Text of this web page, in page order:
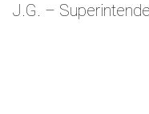
J.G. –